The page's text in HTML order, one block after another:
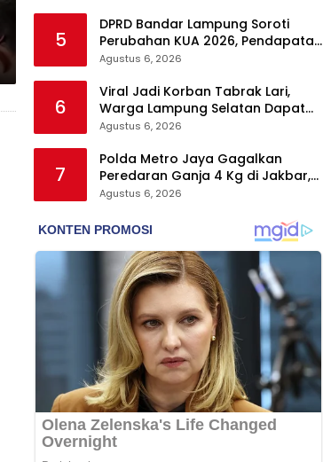
5
DPRD Bandar Lampung Soroti
Perubahan KUA 2026, Pendapatan
Naik tapi Belanja Pembangunan
Agustus 6, 2026
6
Viral Jadi Korban Tabrak Lari,
Warga Lampung Selatan Dapat
Dukungan RMD Team, DPRD, dan
Agustus 6, 2026
7
Polda Metro Jaya Gagalkan
Peredaran Ganja 4 Kg di Jakbar,
Seorang Pengedar Ditangkap
Agustus 6, 2026